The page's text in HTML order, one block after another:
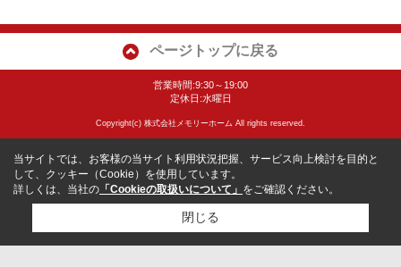
ページトップに戻る
営業時間:9:30～19:00
定休日:水曜日
Copyright(c) 株式会社メモリーホーム All rights reserved.
当サイトでは、お客様の当サイト利用状況把握、サービス向上検討を目的と
して、クッキー（Cookie）を使用しています。
詳しくは、当社の 「Cookieの取扱いについて」 をご確認ください。
閉じる